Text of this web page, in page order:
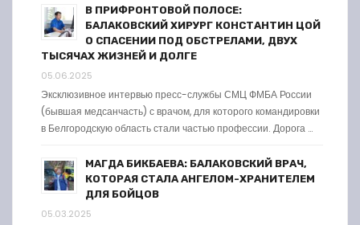
В ПРИФРОНТОВОЙ ПОЛОСЕ:
БАЛАКОВСКИЙ ХИРУРГ КОНСТАНТИН ЦОЙ
О СПАСЕНИИ ПОД ОБСТРЕЛАМИ, ДВУХ
ТЫСЯЧАХ ЖИЗНЕЙ И ДОЛГЕ
05.06.2025
Эксклюзивное интервью пресс-службы СМЦ ФМБА России
(бывшая медсанчасть) с врачом, для которого командировки
в Белгородскую область стали частью профессии. Дорога …
МАГДА БИКБАЕВА: БАЛАКОВСКИЙ ВРАЧ,
КОТОРАЯ СТАЛА АНГЕЛОМ-ХРАНИТЕЛЕМ
ДЛЯ БОЙЦОВ
05.03.2025